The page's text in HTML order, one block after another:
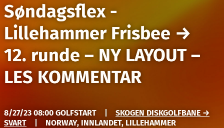
Søndagsflex -
Lillehammer Frisbee →
12. runde – NY LAYOUT –
LES KOMMENTAR
8/27/23 08:00 GOLFSTART
SKOGEN DISKGOLFBANE →
SVART
NORWAY, INNLANDET, LILLEHAMMER